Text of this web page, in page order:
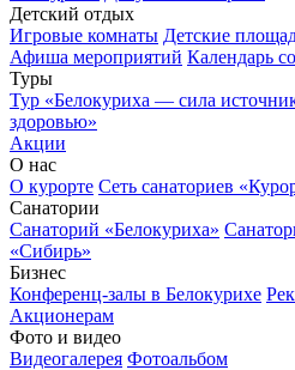
Детский отдых
Игровые комнаты Детские
Афиша мероприятий Календарь
Туры
Тур «Белокуриха — сила
здоровью»
Акции
О нас
О курорте Сеть санаториев
Санатории
Санаторий «Белокуриха»
«Сибирь»
Бизнес
Конференц-залы в Белокурихе
Акционерам
Фото и видео
Видеогалерея Фотоальбом